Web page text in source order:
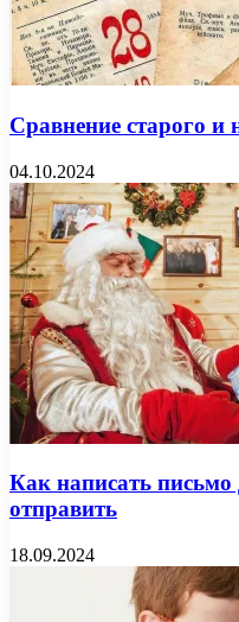
Сравнение старого и
04.10.2024
Как написать письмо
отправить
18.09.2024